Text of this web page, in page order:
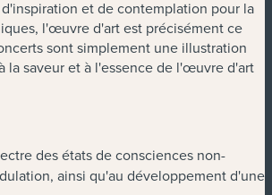
et de contemplation pour la
l'œuvre d'art est précisément ce
sont simplement une illustration
la saveur et à l'essence de l'œuvre d'art
des états de consciences non-
ainsi qu'au développement d'une